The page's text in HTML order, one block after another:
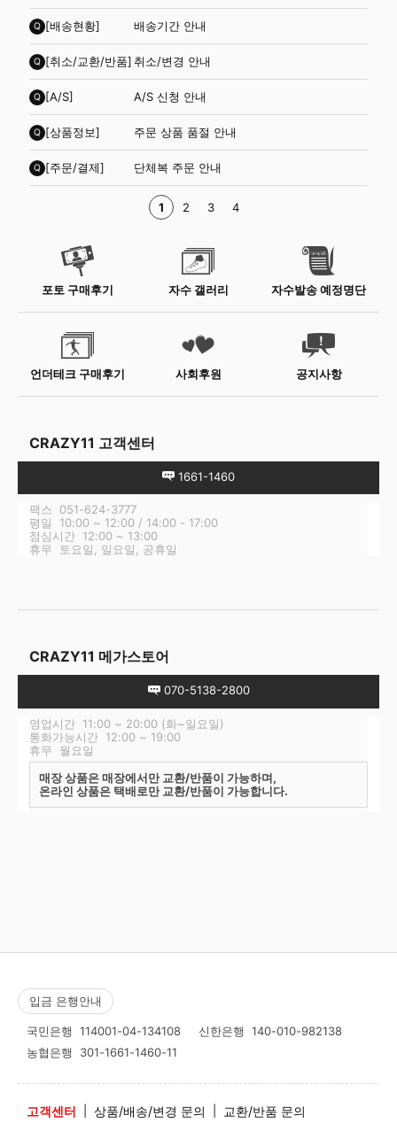
Q [배송현황] 배송기간 안내
Q [취소/교환/반품] 취소/변경 안내
Q [A/S] A/S 신청 안내
Q [상품정보] 주문 상품 품절 안내
Q [주문/결제] 단체복 주문 안내
1 2 3 4
포토 구매후기 자수 갤러리 자수발송 예정명단
언더테크 구매후기 사회후원 공지사항
CRAZY11 고객센터
1661-1460
팩스 051-624-3777
평일 10:00 ~ 12:00 / 14:00 - 17:00
점심시간 12:00 ~ 13:00
휴무 토요일, 일요일, 공휴일
CRAZY11 메가스토어
070-5138-2800
영업시간 11:00 ~ 20:00 (화~일요일)
통화가능시간 12:00 ~ 19:00
휴무 월요일
매장 상품은 매장에서만 교환/반품이 가능하며,
온라인 상품은 택배로만 교환/반품이 가능합니다.
입금 은행안내
국민은행 114001-04-134108 신한은행 140-010-982138
농협은행 301-1661-1460-11
고객센터 상품/배송/변경 문의 교환/반품 문의